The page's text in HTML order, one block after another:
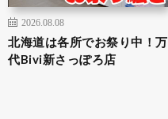
2026.08.08
北海道は各所でお祭り中！万
代Bivi新さっぽろ店